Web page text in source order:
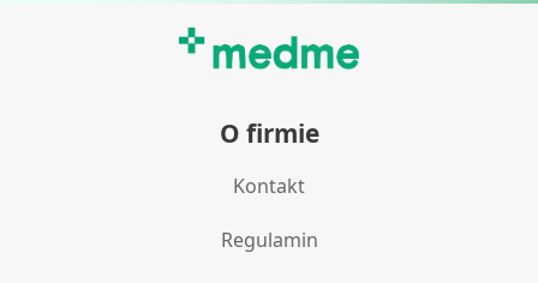
O firmie
Kontakt
Regulamin